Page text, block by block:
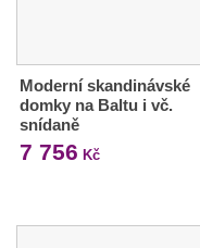
Moderní skandinávské
domky na Baltu i vč.
snídaně
7 756 Kč